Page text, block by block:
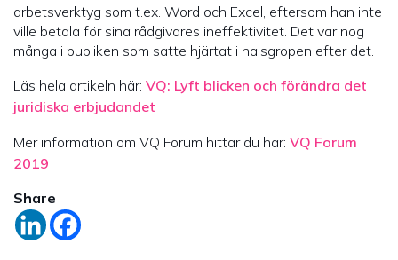
arbetsverktyg som t.ex. Word och Excel, eftersom han inte
ville betala för sina rådgivares ineffektivitet. Det var nog
många i publiken som satte hjärtat i halsgropen efter det.
Läs hela artikeln här: VQ: Lyft blicken och förändra det
juridiska erbjudandet
Mer information om VQ Forum hittar du här: VQ Forum
2019
Share